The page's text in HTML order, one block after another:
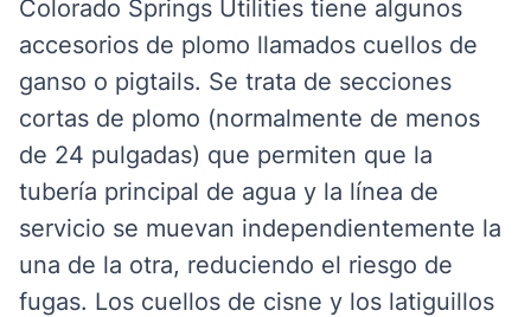
Colorado Springs Utilities tiene algunos
accesorios de plomo llamados cuellos de
ganso o pigtails. Se trata de secciones
cortas de plomo (normalmente de menos
de 24 pulgadas) que permiten que la
tubería principal de agua y la línea de
servicio se muevan independientemente la
una de la otra, reduciendo el riesgo de
fugas. Los cuellos de cisne y los latiguillos